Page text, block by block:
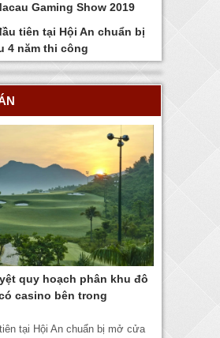
Gaming Show 2019
tiên tại Hội An chuẩn bị
4 năm thi công
quy hoạch phân khu đô
casino bên trong
tại Hội An chuẩn bị mở cửa